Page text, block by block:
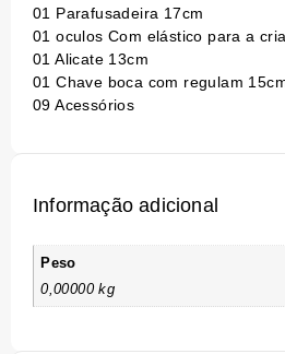
01 Parafusadeira 17cm
01 oculos Com elástico para a
01 Alicate 13cm
01 Chave boca com regulam
09 Acessórios
Informação adicional
Peso
0,00000 kg